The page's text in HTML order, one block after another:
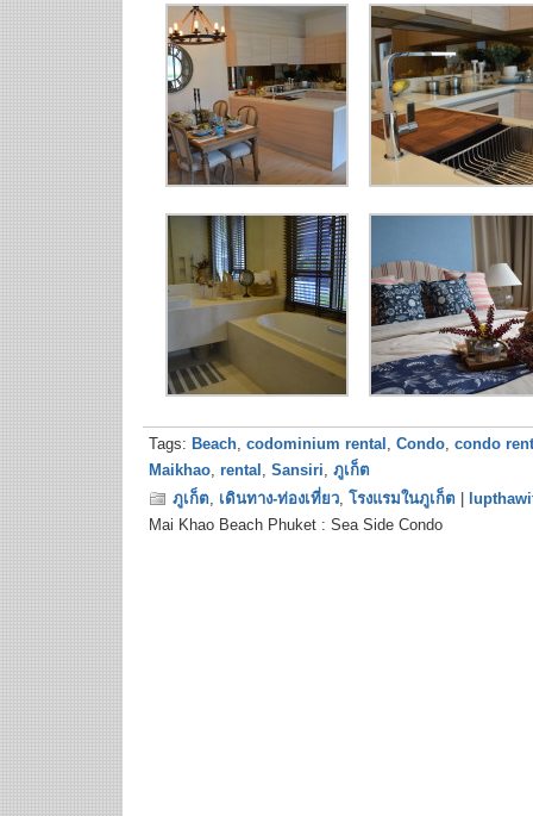
Tags: Beach, codominium rental , Condo, condo
Maikhao, rental , Sansiri, ภูเก็ต
ภูเก็ต, เดินทาง-ท่องเที่ยว, โรงแรมในภูเก็ต
Mai Khao Beach Phuket : Sea Side Condo